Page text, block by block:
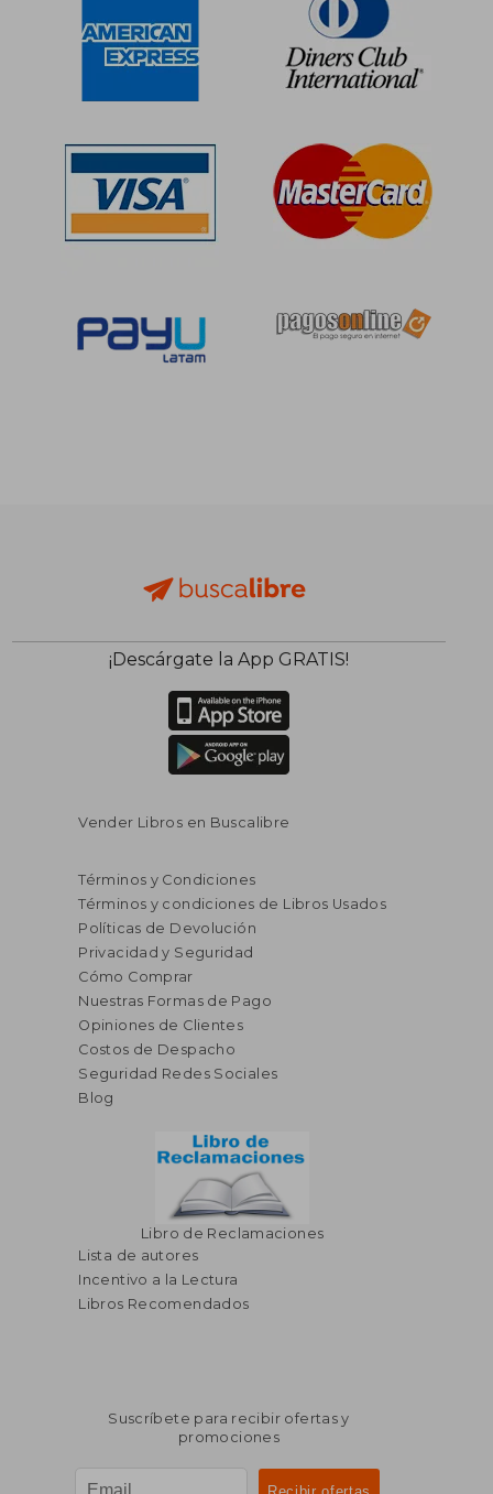
¡Descárgate la App GRATIS!
Vender Libros en Buscalibre
Términos y Condiciones
Términos y condiciones de Libros Usados
Políticas de Devolución
Privacidad y Seguridad
Cómo Comprar
Nuestras Formas de Pago
Opiniones de Clientes
Costos de Despacho
Seguridad Redes Sociales
Blog
Libro de Reclamaciones
Lista de autores
Incentivo a la Lectura
Libros Recomendados
Suscríbete para recibir ofertas y
promociones